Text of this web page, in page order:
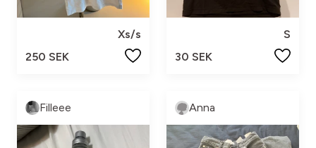
Xs/s
250 SEK
S
30 SEK
Filleee Anna